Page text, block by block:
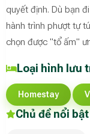
quyết định. Dù bạn
hành trình phượt tự
chọn được "tổ ấm"
Loại hình lưu
Homestay
Chủ đề nổi bật